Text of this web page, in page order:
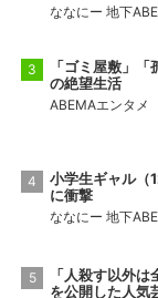
ななにー 地下
「ゴミ屋敷」
の絶望生活
ABEMAエンタメ
小学生ギャル（
に衝撃
ななにー 地下
「人殺す以外
を公開した人気